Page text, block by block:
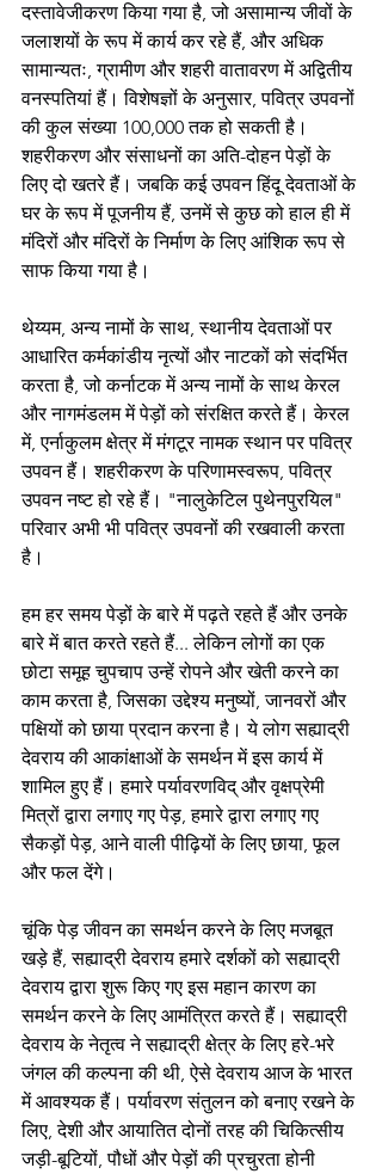
दस्तावेजीकरण किया गया है, जो असामान्य जीवों के
जलाशयों के रूप में कार्य कर रहे हैं, और अधिक
सामान्यतः, ग्रामीण और शहरी वातावरण में अद्वितीय
वनस्पतियां हैं। विशेषज्ञों के अनुसार, पवित्र उपवनों
की कुल संख्या 100,000 तक हो सकती है।
शहरीकरण और संसाधनों का अति-दोहन पेड़ों के
लिए दो खतरे हैं। जबकि कई उपवन हिंदू देवताओं के
घर के रूप में पूजनीय हैं, उनमें से कुछ को हाल ही में
मंदिरों और मंदिरों के निर्माण के लिए आंशिक रूप से
साफ किया गया है।
थेय्यम, अन्य नामों के साथ, स्थानीय देवताओं पर
आधारित कर्मकांडीय नृत्यों और नाटकों को संदर्भित
करता है, जो कर्नाटक में अन्य नामों के साथ केरल
और नागमंडलम में पेड़ों को संरक्षित करते हैं। केरल
में, एर्नाकुलम क्षेत्र में मंगटूर नामक स्थान पर पवित्र
उपवन हैं। शहरीकरण के परिणामस्वरूप, पवित्र
उपवन नष्ट हो रहे हैं। "नालुकेटिल पुथेनपुरयिल"
परिवार अभी भी पवित्र उपवनों की रखवाली करता
है।
हम हर समय पेड़ों के बारे में पढ़ते रहते हैं और उनके
बारे में बात करते रहते हैं... लेकिन लोगों का एक
छोटा समूह चुपचाप उन्हें रोपने और खेती करने का
काम करता है, जिसका उद्देश्य मनुष्यों, जानवरों और
पक्षियों को छाया प्रदान करना है। ये लोग सह्याद्री
देवराय की आकांक्षाओं के समर्थन में इस कार्य में
शामिल हुए हैं। हमारे पर्यावरणविद् और वृक्षप्रेमी
मित्रों द्वारा लगाए गए पेड़, हमारे द्वारा लगाए गए
सैकड़ों पेड़, आने वाली पीढ़ियों के लिए छाया, फूल
और फल देंगे।
चूंकि पेड़ जीवन का समर्थन करने के लिए मजबूत
खड़े हैं, सह्याद्री देवराय हमारे दर्शकों को सह्याद्री
देवराय द्वारा शुरू किए गए इस महान कारण का
समर्थन करने के लिए आमंत्रित करते हैं। सह्याद्री
देवराय के नेतृत्व ने सह्याद्री क्षेत्र के लिए हरे-भरे
जंगल की कल्पना की थी, ऐसे देवराय आज के भारत
में आवश्यक हैं। पर्यावरण संतुलन को बनाए रखने के
लिए, देशी और आयातित दोनों तरह की चिकित्सीय
जड़ी-बूटियों, पौधों और पेड़ों की प्रचुरता होनी